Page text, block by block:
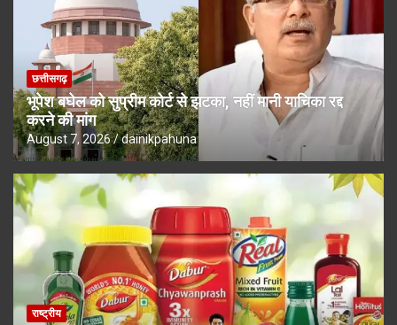
छत्तीसगढ़
भूपेश बघेल को सुप्रीम कोर्ट से झटका, नहीं मानी याचिका रद्द
करने की मांग
August 7, 2026 dainikpahuna
राष्ट्रीय